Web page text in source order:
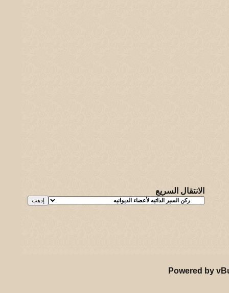
الانتقال السريع
Powered by